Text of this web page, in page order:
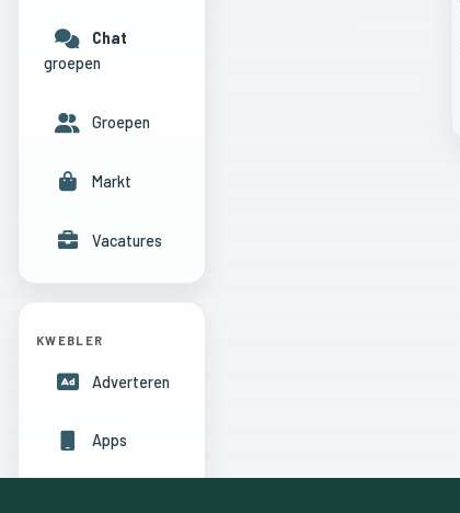
Chat
groepen
Groepen
Markt
Vacatures
KWEBLER
Adverteren
Apps